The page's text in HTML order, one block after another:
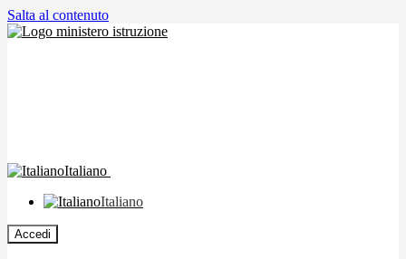
Salta al contenuto
Italiano
Italiano
Accedi